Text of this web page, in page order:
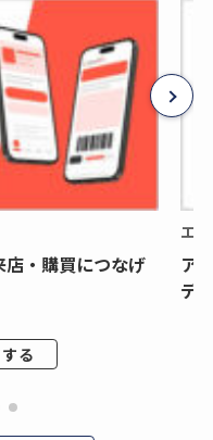
・購買につなげ
る
エ
ア
デ